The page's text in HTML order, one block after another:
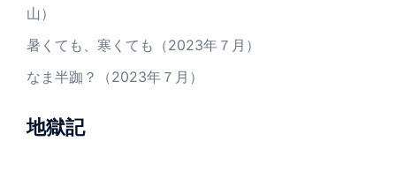
山）
暑くても、寒くても（2023年７月）
なま半跏？（2023年７月）
地獄記